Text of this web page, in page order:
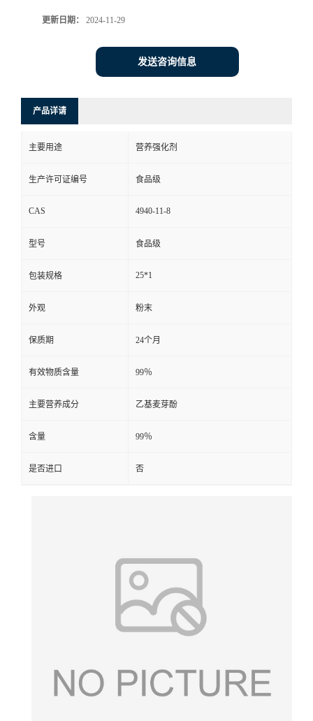
更新日期： 2024-11-29
发送咨询信息
产品详请
主要用途 营养强化剂
生产许可证编号 食品级
CAS 4940-11-8
型号 食品级
包装规格 25*1
外观 粉末
保质期 24个月
有效物质含量 99％
主要营养成分 乙基麦芽酚
含量 99％
是否进口 否